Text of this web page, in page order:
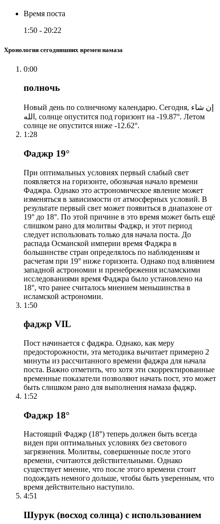
Время поста
1:50 - 20:22
Хронология сегодняшних времен намаза
0:00
полночь
Новый день по солнечному календарю. Сегодня, إن شاء
الله, солнце опустится под горизонт на -19.87°. Летом
солнце не опустится ниже -12.62°.
1:28
Фаджр 19°
При оптимальных условиях первый слабый свет
появляется на горизонте, обозначая начало времени
Фаджра. Однако это астрономическое явление может
изменяться в зависимости от атмосферных условий. В
результате первый свет может появиться в диапазоне от
19° до 18°. По этой причине в это время может быть ещё
слишком рано для молитвы Фаджр, и этот период
следует использовать только для начала поста. До
распада Османской империи время Фаджра в
большинстве стран определялось по наблюдениям и
расчетам при 19° ниже горизонта. Однако под влиянием
западной астрономии и пренебрежения исламскими
исследованиями время Фаджра было установлено на
18°, что ранее считалось мнением меньшинства в
исламской астрономии.
1:50
фаджр VIL
Пост начинается с фаджра. Однако, как меру
предосторожности, эта методика вычитает примерно 2
минуты из рассчитанного времени фаджра для начала
поста. Важно отметить, что хотя эти скорректированные
временные показатели позволяют начать пост, это может
быть слишком рано для выполнения намаза фаджр.
1:52
Фаджр 18°
Настоящий Фаджр (18°) теперь должен быть всегда
виден при оптимальных условиях без светового
загрязнения. Молитвы, совершенные после этого
времени, считаются действительными. Однако
существует мнение, что после этого времени стоит
подождать немного дольше, чтобы быть уверенным, что
время действительно наступило.
4:51
Шурук (восход солнца) с использованием